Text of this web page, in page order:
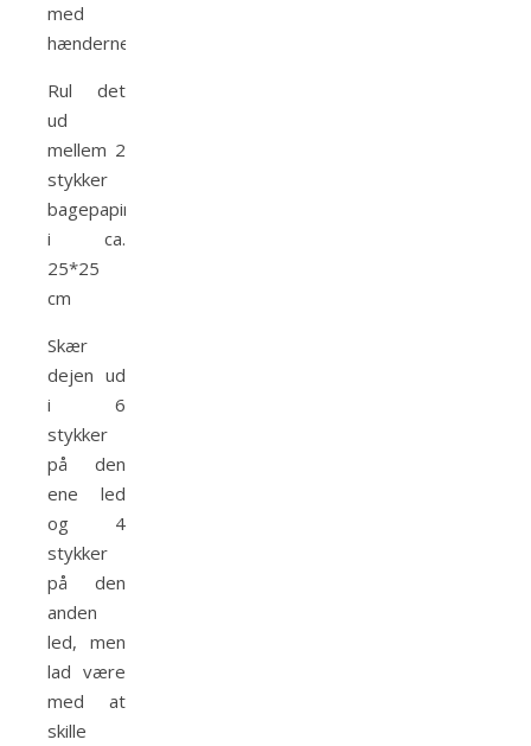
med
hænderne
Rul det
ud
mellem 2
stykker
bagepapir
i ca.
25*25
cm
Skær
dejen ud
i 6
stykker
på den
ene led
og 4
stykker
på den
anden
led, men
lad være
med at
skille